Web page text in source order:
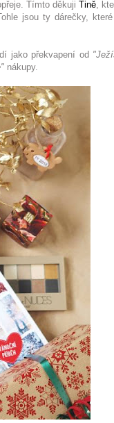
Tímto děkuji Tině,
jsou ty dárečky,
jako překvapení od
nákupy.